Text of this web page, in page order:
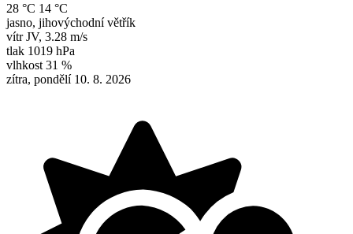
28 °C 14 °C
jasno, jihovýchodní větřík
vítr JV, 3.28 m/s
tlak 1019 hPa
vlhkost 31 %
zítra, pondělí 10. 8. 2026